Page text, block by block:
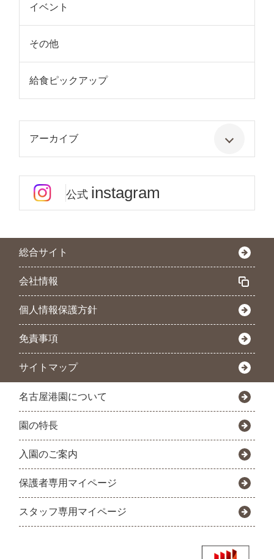
イベント
その他
給食ピックアップ
アーカイブ
公式 instagram
総合サイト
会社情報
個人情報保護方針
免責事項
サイトマップ
名古屋港園について
園の特長
入園のご案内
保護者専用マイページ
スタッフ専用マイページ